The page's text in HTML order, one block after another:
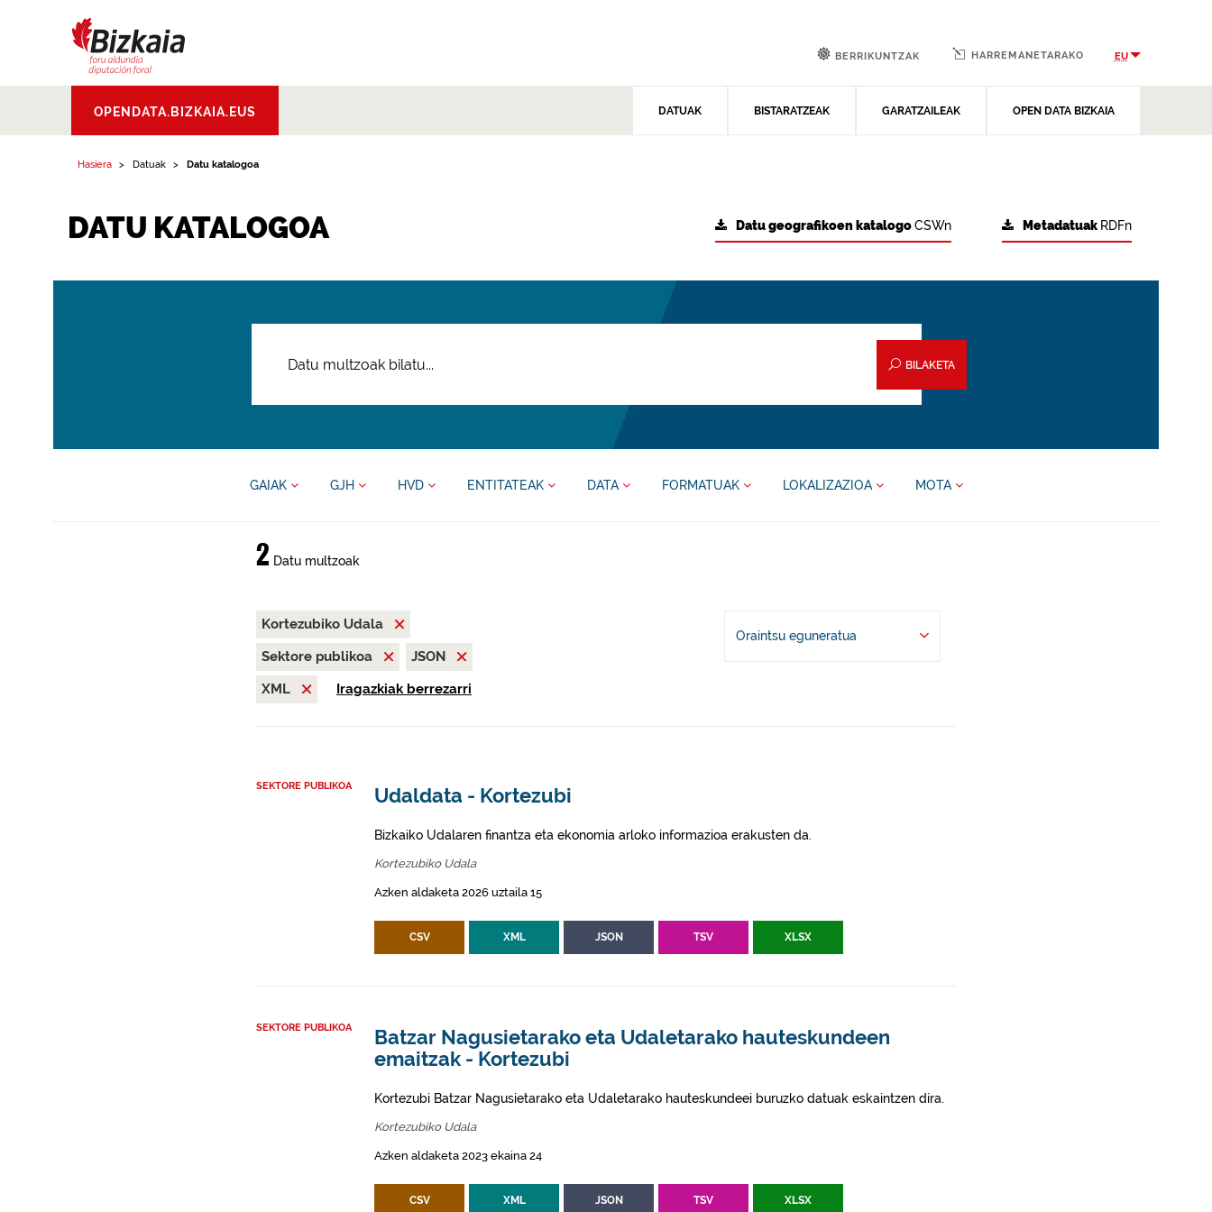
Aldundia.Diputacion
Foral de Bizkaia
OPENDATA.BIZKAIA.EUS DATUAK BISTARATZEAK GARATZAILEAK OPEN DATA BIZKAIA
BERRIKUNTZAK HARREMANETARAKO EU
Hasiera Datuak Datu katalogoa
DATU KATALOGOA Metadatuak RDFn
Datu geografikoen katalogoCSWn
BILAKETA
GAIAK GJH HVD ENTITATEAK DATA FORMATUAK LOKALIZAZIOA MOTA
2 Datu multzoak
Kortezubiko Udala
Sektore publikoa
JSON
XML
Iragazkiak berrezarri
Oraintsu eguneratua
SEKTORE PUBLIKOA Udaldata - Kortezubi
Bizkaiko Udalaren finantza eta ekonomia arloko informazioa erakusten da.
Kortezubiko Udala
Azken aldaketa 2026 uztaila 15
CSV XML JSON TSV XLSX
SEKTORE PUBLIKOA
Batzar Nagusietarako eta Udaletarako hauteskundeen
emaitzak - Kortezubi
Kortezubi Batzar Nagusietarako eta Udaletarako hauteskundeei buruzko datuak eskaintzen dira.
Kortezubiko Udala
Azken aldaketa 2023 ekaina 24
CSV XML JSON TSV XLSX